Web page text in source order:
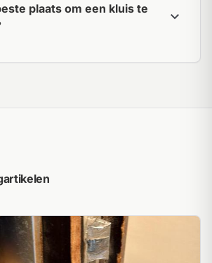
plaats om een kluis te
expand_more